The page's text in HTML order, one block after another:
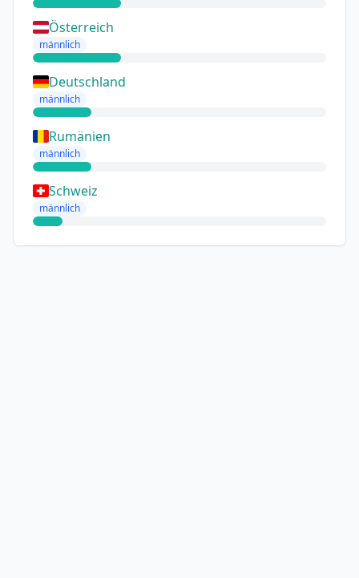
Österreich
männlich
Deutschland
männlich
Rumänien
männlich
Schweiz
männlich